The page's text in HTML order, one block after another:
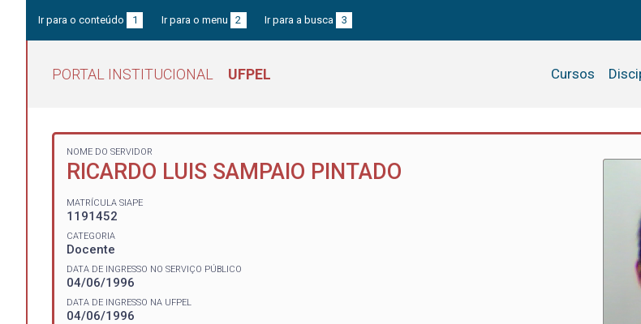
Ir para o conteúdo 1 Ir para o menu 2 Ir para a busca 3
PORTAL INSTITUCIONAL UFPEL Cursos
NOME DO SERVIDOR
RICARDO LUIS SAMPAIO PINTADO
MATRÍCULA SIAPE
1191452
CATEGORIA
Docente
DATA DE INGRESSO NO SERVIÇO PÚBLICO
04/06/1996
DATA DE INGRESSO NA UFPEL
04/06/1996